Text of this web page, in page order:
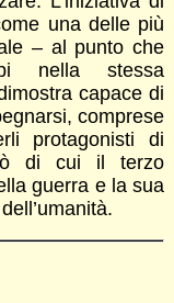
una delle più
– al punto che
nella stessa
capace di
comprese
protagonisti di
di cui il terzo
guerra e la sua